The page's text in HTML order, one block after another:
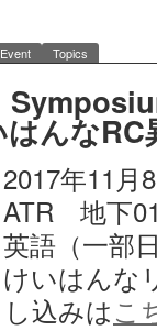
Event Topics
んな
年11月8
地下01
（一部日
はんなリ
込みはこ